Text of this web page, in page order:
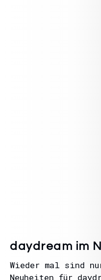
daydream im
Wieder mal sind
Neuheiten für